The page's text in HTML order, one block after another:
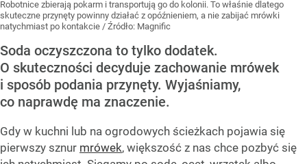
Robotnice zbierają pokarm i transportują go do kolonii. To właśnie dlatego
skuteczne przynęty powinny działać z opóźnieniem, a nie zabijać mrówki
natychmiast po kontakcie / Źródło: Magnific
Soda oczyszczona to tylko dodatek.
O skuteczności decyduje zachowanie mrówek
i sposób podania przynęty. Wyjaśniamy,
co naprawdę ma znaczenie.
Gdy w kuchni lub na ogrodowych ścieżkach pojawia się
pierwszy sznur mrówek, większość z nas chce pozbyć się